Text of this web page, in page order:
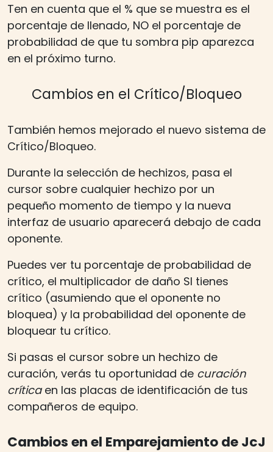
Ten en cuenta que el % que se muestra es el
porcentaje de llenado, NO el porcentaje de
probabilidad de que tu sombra pip aparezca
en el próximo turno.
Cambios en el Crítico/Bloqueo
También hemos mejorado el nuevo sistema de
Crítico/Bloqueo.
Durante la selección de hechizos, pasa el
cursor sobre cualquier hechizo por un
pequeño momento de tiempo y la nueva
interfaz de usuario aparecerá debajo de cada
oponente.
Puedes ver tu porcentaje de probabilidad de
crítico, el multiplicador de daño SI tienes
crítico (asumiendo que el oponente no
bloquea) y la probabilidad del oponente de
bloquear tu crítico.
Si pasas el cursor sobre un hechizo de
curación, verás tu oportunidad de curación
críticaen las placas de identificación de tus
compañeros de equipo.
Cambios en el Emparejamiento de JcJ